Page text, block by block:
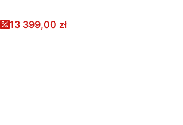
Cena promocyjna
13 399,00 zł